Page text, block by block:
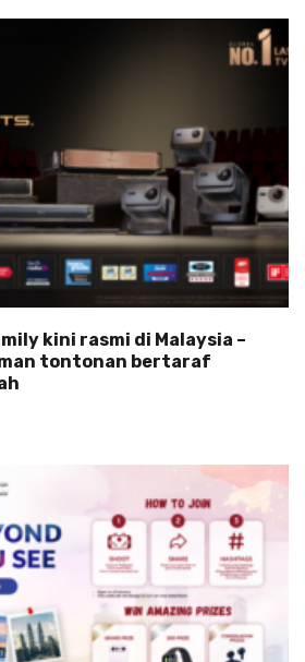
kini rasmi di Malaysia –
tontonan bertaraf